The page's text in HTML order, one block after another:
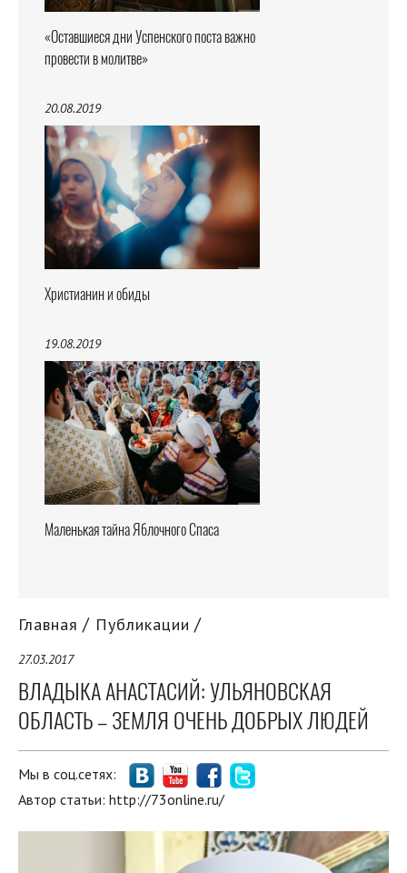
«Оставшиеся дни Успенского поста важно
провести в молитве»
20.08.2019
Христианин и обиды
19.08.2019
Маленькая тайна Яблочного Спаса
Главная Публикации
27.03.2017
ВЛАДЫКА АНАСТАСИЙ: УЛЬЯНОВСКАЯ
ОБЛАСТЬ – ЗЕМЛЯ ОЧЕНЬ ДОБРЫХ ЛЮДЕЙ
Мы в соц.сетях:
Автор статьи: http://73online.ru/